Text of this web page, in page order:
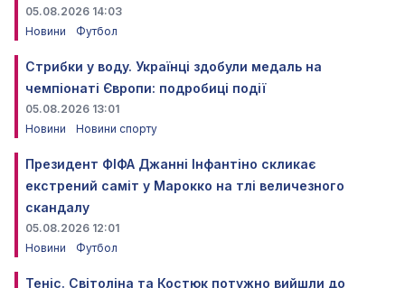
05.08.2026 14:03
Новини
Футбол
Стрибки у воду. Українці здобули медаль на
чемпіонаті Європи: подробиці події
05.08.2026 13:01
Новини
Новини спорту
Президент ФІФА Джанні Інфантіно скликає
екстрений саміт у Марокко на тлі величезного
скандалу
05.08.2026 12:01
Новини
Футбол
Теніс. Світоліна та Костюк потужно вийшли до